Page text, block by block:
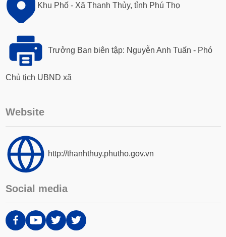
Khu Phố - Xã Thanh Thủy, tỉnh Phú Thọ
Trưởng Ban biên tập: Nguyễn Anh Tuấn - Phó
Chủ tịch UBND xã
Website
http://thanhthuy.phutho.gov.vn
Social media